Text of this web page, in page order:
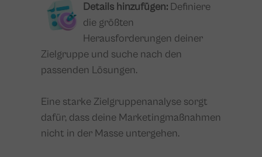
Details hinzufügen: Definiere
die größten
Herausforderungen deiner
Zielgruppe und suche nach den
passenden Lösungen.
Eine starke Zielgruppenanalyse sorgt
dafür, dass deine Marketingmaßnahmen
nicht in der Masse untergehen.